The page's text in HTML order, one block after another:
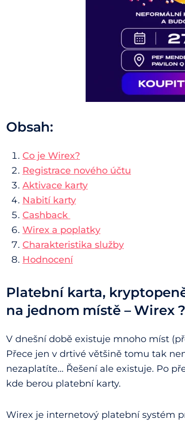
Obsah:
Co je Wirex?
Registrace nového účtu
Aktivace karty
Nabití karty
Cashback
Wirex a poplatky
Charakteristika služby
Hodnocení
Platební karta,
na jednom místě – Wirex ?
V dnešní době existuje mnoho míst
Přece jen v drtivé většině tomu tak
nezaplatíte… Řešení ale existuje. Po
kde berou platební karty.
Wirex je internetový platební systém